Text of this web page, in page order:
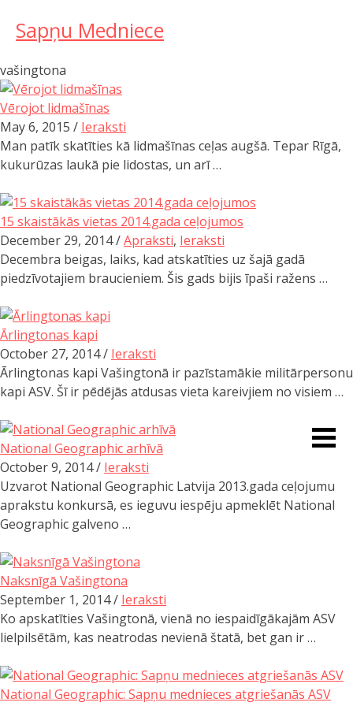
Meklēt:
Sākums
Ceļojumu apraksti
Praktiski ieteikumi
Publikācijas
Par mums
ENGLISH
Veikals
Ceļojumu apraksti
Konkurss
Par mums
Praktiski ieteikumi
Privātuma politika
Publikācijas
Sākums
Jaunākie ieraksti
Konkurss
Par mums
Praktiski ieteikumi
Privātuma politika
Sākums
Sapņu Medniece
vašingtona
Vērojot lidmašīnas
May 6, 2015 / Ieraksti
Man patīk skatīties kā lidmašīnas ceļas augšā. Tepar Rīgā,
kukurūzas laukā pie lidostas, un arī …
15 skaistākās vietas 2014.gada ceļojumos
December 29, 2014 /Apraksti, Ieraksti
Decembra beigas, laiks, kad atskatīties uz šajā gadā
piedzīvotajiem braucieniem. Šis gads bijis īpaši ražens …
Ārlingtonas kapi
October 27, 2014 / Ieraksti
Ārlingtonas kapi Vašingtonā ir pazīstamākie militārpersonu
kapi ASV. Šī ir pēdējās atdusas vieta kareivjiem no visiem …
National Geographic arhīvā
October 9, 2014 / Ieraksti
Uzvarot National Geographic Latvija 2013.gada ceļojumu
aprakstu konkursā, es ieguvu iespēju apmeklēt National
Geographic galveno …
Naksnīgā Vašingtona
September 1, 2014 / Ieraksti
Ko apskatīties Vašingtonā, vienā no iespaidīgākajām ASV
lielpilsētām, kas neatrodas nevienā štatā, bet gan ir …
National Geographic: Sapņu mednieces atgriešanās ASV